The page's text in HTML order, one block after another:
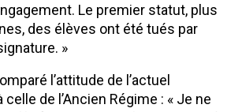
Le premier statut, plus
des élèves ont été tués par
»
l’attitude de l’actuel
de l’Ancien Régime : « Je ne